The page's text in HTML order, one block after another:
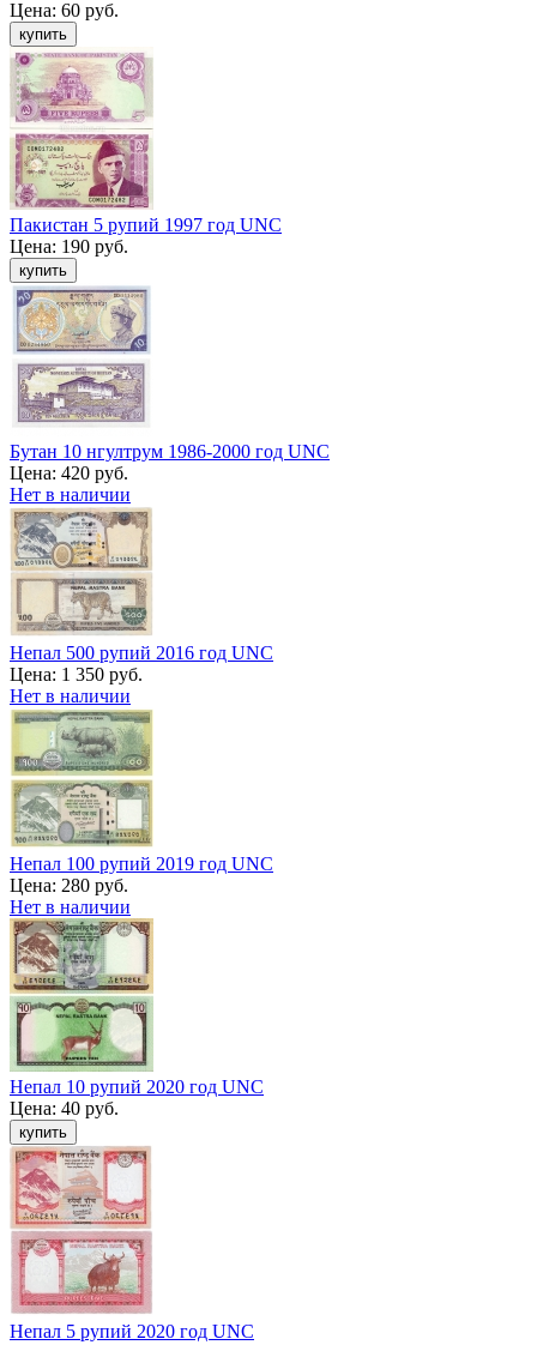
Цена: 60 руб.
Пакистан 5 рупий 1997 год UNC
Цена: 190 руб.
Бутан 10 нгултрум 1986-2000 год UNC
Цена: 420 руб.
Нет в наличии
Непал 500 рупий 2016 год UNC
Цена: 1 350 руб.
Нет в наличии
Непал 100 рупий 2019 год UNC
Цена: 280 руб.
Нет в наличии
Непал 10 рупий 2020 год UNC
Цена: 40 руб.
Непал 5 рупий 2020 год UNC